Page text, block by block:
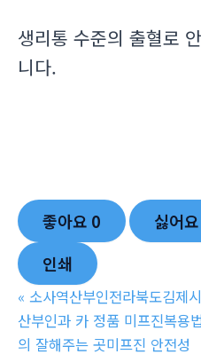
생리통 수준의 출혈로
니다.
좋아요 0 싫어요
인쇄
« 소사역산부인전라북도김제
산부인과 카 정품 미­프진복용
의 잘해주는 곳미­프진 안전성